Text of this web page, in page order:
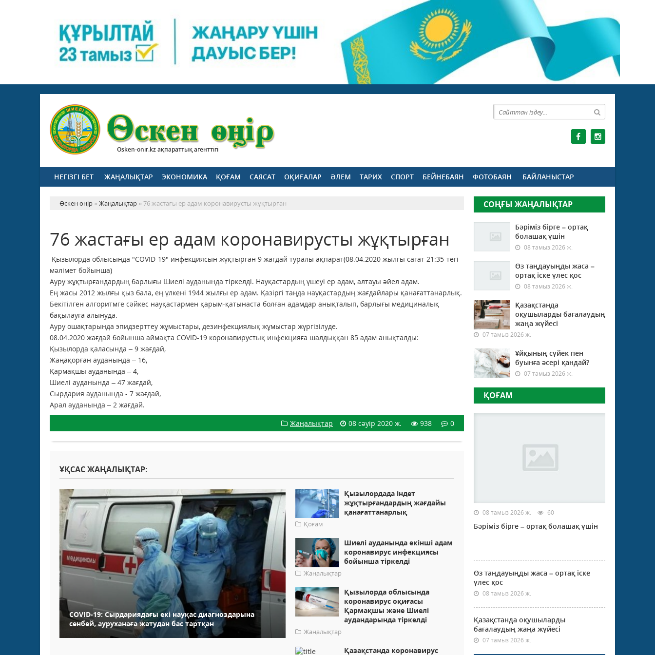
Osken-onir.kz ақпараттық агенттігі
НЕГІЗГІ БЕТ ЖАҢАЛЫҚТАР ЭКОНОМИКА ҚОҒАМ САЯСАТ ОҚИҒАЛАР ӘЛЕМ ТАРИХ СПОРТ БЕЙНЕБАЯН ФОТОБАЯН БАЙЛАНЫСТАР
Өскен өңір »Жаңалықтар » 76 жастағы ер адам коронавирусты жұқтырған
76 жастағы ер адам коронавирусты жұқтырған
Қызылорда облысында "COVID-19" инфекциясын жұқтырған 9 жағдай туралы ақпарат(08.04.2020 жылғы сағат 21:35-тегі
мәлімет бойынша)
Ауру жұқтырғандардың барлығы Шиелі ауданында тіркелді. Науқастардың үшеуі ер адам, алтауы әйел адам.
Ең жасы 2012 жылғы қыз бала, ең үлкені 1944 жылғы ер адам. Қазіргі таңда науқастардың жағдайлары қанағаттанарлық.
Бекітілген алгоритмге сәйкес науқастармен қарым-қатынаста болған адамдар анықталып, барлығы медициналық
бақылауға алынуда.
Ауру ошақтарында эпидзерттеу жұмыстары, дезинфекциялық жұмыстар жүргізілуде.
08.04.2020 жағдай бойынша аймақта COVID-19 коронавирустық инфекцияға шалдыққан 85 адам анықталды:
Қызылорда қаласында – 9 жағдай,
Жаңақорған ауданында – 16,
Қармақшы ауданында – 4,
Шиелі ауданында – 47 жағдай,
Сырдария ауданында - 7 жағдай,
Арал ауданында – 2 жағдай.
Жаңалықтар
08 сәуір 2020 ж. 938 0
ҰҚСАС ЖАҢАЛЫҚТАР:
COVID-19: Сырдариядағы екі науқас диагноздарына
сенбей, ауруханаға жатудан бас тартқан
Қызылордада індет
жұқтырғандардың жағдайы
қанағаттанарлық
Қоғам
Шиелі ауданында екінші адам
коронавирус инфекциясы
бойынша тіркелді
Жаңалықтар
Қызылорда облысында
коронавирус оқиғасы
Қармақшы және Шиелі
аудандарында тіркелді
Жаңалықтар
Қазақстанда коронавирус
СОҢҒЫ ЖАҢАЛЫҚТАР
Бәріміз бірге – ортақ
болашақ үшін
08 тамыз 2026 ж.
Өз таңдауыңды жаса –
ортақ іске үлес қос
08 тамыз 2026 ж.
Қазақстанда
оқушыларды бағалаудың
жаңа жүйесі
07 тамыз 2026 ж.
Ұйқының сүйек пен
буынға әсері қандай?
07 тамыз 2026 ж.
ҚОҒАМ
08 тамыз 2026 ж. 60
Бәріміз бірге – ортақ болашақ үшін
Өз таңдауыңды жаса – ортақ іске
үлес қос
08 тамыз 2026 ж.
Қазақстанда оқушыларды
бағалаудың жаңа жүйесі
07 тамыз 2026 ж.